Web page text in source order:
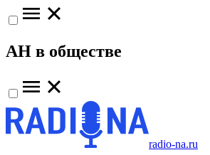
АН в обществе
radio-na.ru